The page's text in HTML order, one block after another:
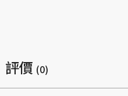
評價 (0)